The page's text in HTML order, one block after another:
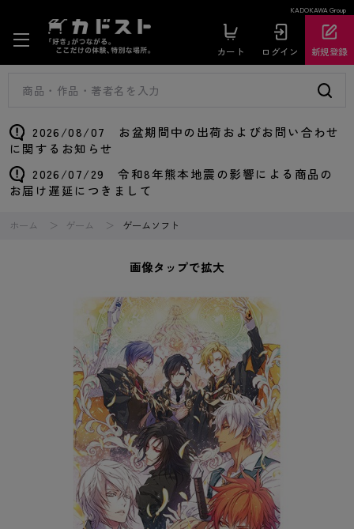
KADOKAWA Group
カート ログイン 新規登録
2026/08/07 お盆期間中の出荷およびお問い合わせ
に関するお知らせ
2026/07/29 令和8年熊本地震の影響による商品の
お届け遅延につきまして
ホーム ゲーム ゲームソフト
画像タップで拡大